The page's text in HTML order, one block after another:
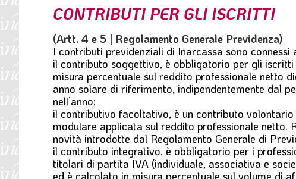
e
CONTRIBUTI PER GLI ISCRITTI
(Artt. 4 e 5 | Regolamento Generale Previdenza)
I contributi previdenziali di Inarcassa sono connessi
il contributo soggettivo, è obbligatorio per gli
misura percentuale sul reddito professionale netto
anno solare di riferimento, indipendentemente dal
nell’anno;
il contributivo facoltativo, è un contributo
modulare applicata sul reddito professionale netto.
novità introdotte dal Regolamento Generale di
il contributo integrativo, è obbligatorio per i
titolari di partita IVA (individuale, associativa e
ed è calcolato in misura percentuale sul volume di